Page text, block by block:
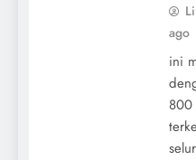
ago
ini
800